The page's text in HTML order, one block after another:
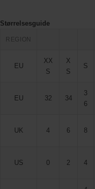
Størrelsesguide
REGION
EU
XX
S
X
S
S
EU 32 34
3
6
UK 4 6 8
US 0 2 4